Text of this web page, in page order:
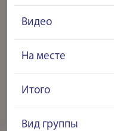
Видео
На месте
Итого
Вид группы